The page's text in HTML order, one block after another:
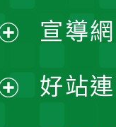
開
宣導
好站